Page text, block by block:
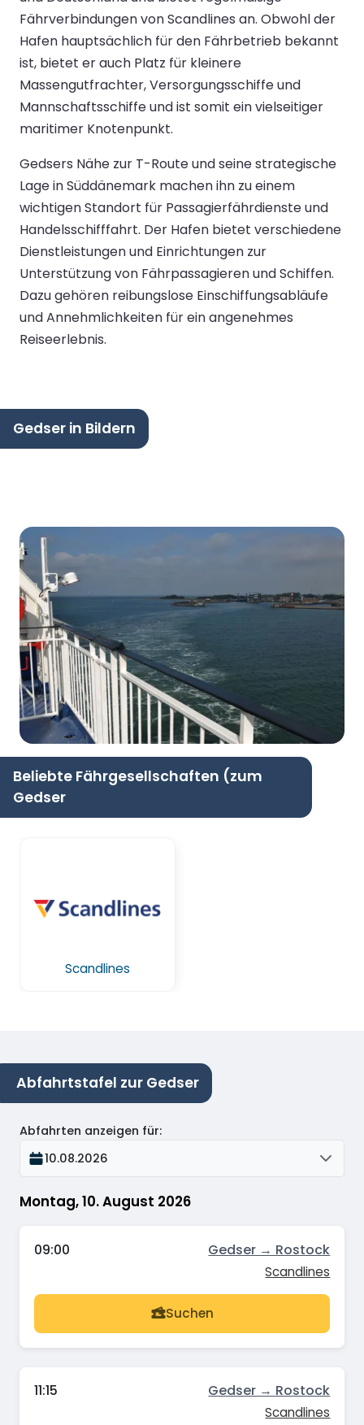
Fährverbindungen von Scandlines an. Obwohl der
Hafen hauptsächlich für den Fährbetrieb bekannt
ist, bietet er auch Platz für kleinere
Massengutfrachter, Versorgungsschiffe und
Mannschaftsschiffe und ist somit ein vielseitiger
maritimer Knotenpunkt.
Gedsers Nähe zur T-Route und seine strategische
Lage in Süddänemark machen ihn zu einem
wichtigen Standort für Passagierfährdienste und
Handelsschifffahrt. Der Hafen bietet verschiedene
Dienstleistungen und Einrichtungen zur
Unterstützung von Fährpassagieren und Schiffen.
Dazu gehören reibungslose Einschiffungsabläufe
und Annehmlichkeiten für ein angenehmes
Reiseerlebnis.
Gedser in Bildern
Beliebte Fährgesellschaften (zum
Gedser
Scandlines
Abfahrtstafel zur Gedser
Montag, 10. August 2026
Abfahrten anzeigen für:
10.08.2026
09:00 Gedser → Rostock
Scandlines
Suchen
11:15 Gedser → Rostock
Scandlines